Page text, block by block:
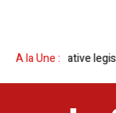
A la Une :Parlement